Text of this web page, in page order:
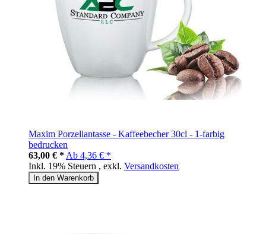
Maxim Porzellantasse - Kaffeebecher 30cl - 1-farbig
bedrucken
63,00 € * Ab 4,36 € *
Inkl. 19% Steuern , exkl. Versandkosten
In den Warenkorb